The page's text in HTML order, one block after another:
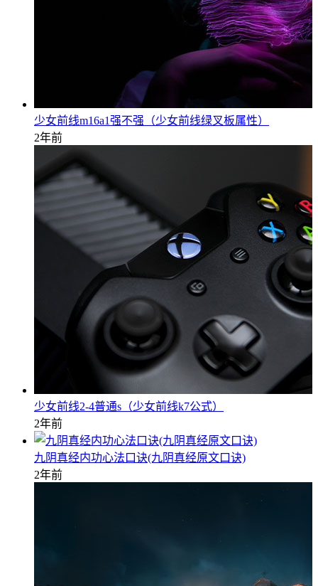
少女前线m16a1强不强（少女前线绿叉板属性）
2年前
少女前线2-4普通s（少女前线k7公式）
2年前
九阴真经内功心法口诀(九阴真经原文口诀)
2年前